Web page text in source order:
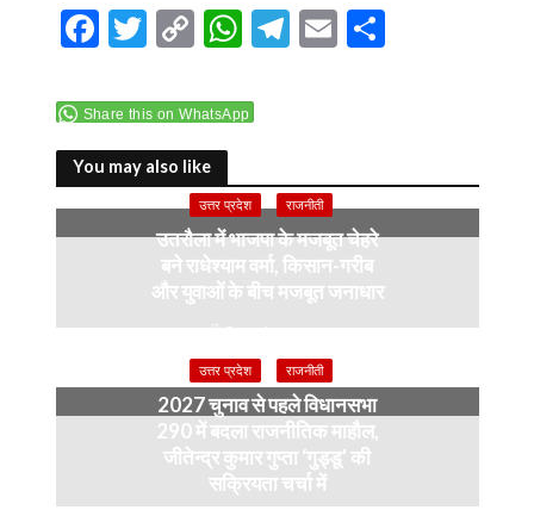
F
e
b
o
o
T
itt
er
C
p
y
Li
n
k
W
at
A
p
p
T
a
m
E S
Share this on WhatsApp
You may also like
उत्तर प्रदेश राजनीती
उतरौला में भाजपा के मजबूत चेहरे
बने राधेश्याम वर्मा, किसान-गरीब
और युवाओं के बीच मजबूत जनाधार
3 weeks ago
उत्तर प्रदेश राजनीती
2027 चुनाव से पहले विधानसभा
290 में बदला राजनीतिक माहौल,
जीतेन्द्र कुमार गुप्ता ‘गुड्डू’ की
सक्रियता चर्चा में